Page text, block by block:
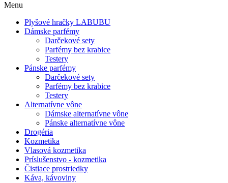
Menu
Plyšové hračky LABUBU
Dámske parfémy
Darčekové sety
Parfémy bez krabice
Testery
Pánske parfémy
Darčekové sety
Parfémy bez krabice
Testery
Alternatívne vône
Dámske alternatívne vône
Pánske alternatívne vône
Drogéria
Kozmetika
Vlasová kozmetika
Príslušenstvo - kozmetika
Čistiace prostriedky
Káva, kávoviny